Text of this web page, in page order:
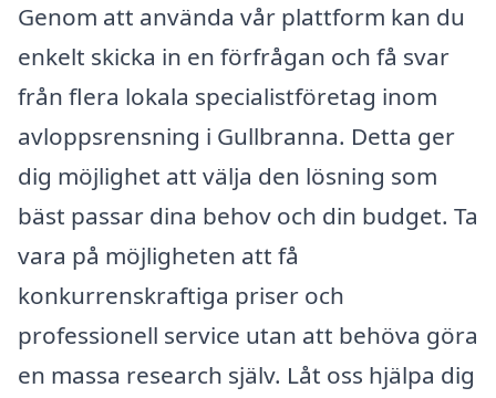
Genom att använda vår plattform kan du
enkelt skicka in en förfrågan och få svar
från flera lokala specialistföretag inom
avloppsrensning i Gullbranna. Detta ger
dig möjlighet att välja den lösning som
bäst passar dina behov och din budget. Ta
vara på möjligheten att få
konkurrenskraftiga priser och
professionell service utan att behöva göra
en massa research själv. Låt oss hjälpa dig